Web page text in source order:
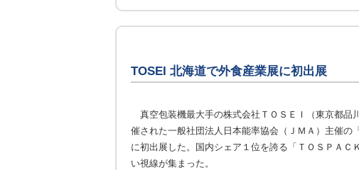
TOSEI 北海道で外食産業展に初出展
真空包装機最大手の株式会社ＴＯＳＥＩ（東京都品
催された一般社団法人日本能率協会（ＪＭＡ）主催の
に初出展した。国内シェア１位を誇る「ＴＯＳＰＡ
い視線が集まった。